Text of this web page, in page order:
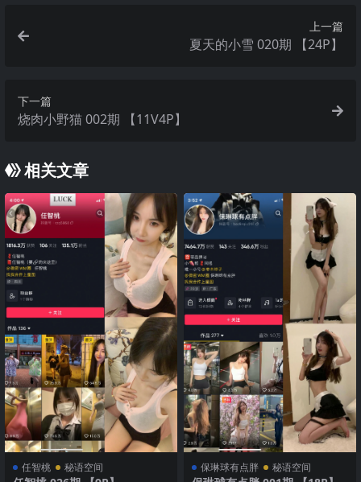
上一篇
夏天的小雪 020期 【24P】
下一篇
烧肉小野猫 002期 【11V4P】
相关文章
任智桃 秘语空间 保琳球有点胖 秘语空间